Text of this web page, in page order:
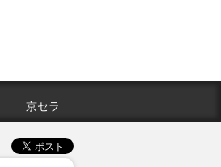
京セラ